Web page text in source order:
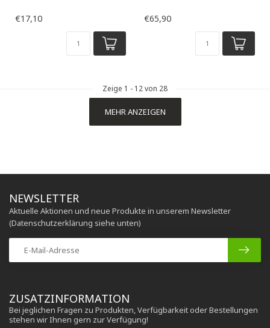
€17,10 €65,90
Zeige 1 - 12von 28
MEHR ANZEIGEN
ZUSATZINFORMATION
Bei jeglichen Fragen zu Produkten, Verfügbarkeit oder Bestellungen
stehen wir Ihnen gern zur Verfügung!
NEWSLETTER
Aktuelle Aktionen und neue Produkte in unserem Newsletter
(Datenschutzerklärung siehe unten)